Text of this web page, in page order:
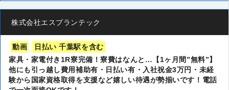
株式会社エスプランテック
動画
日払い 千葉駅を含む
家具・家電付き1R寮完備！寮費はなんと…【1ヶ月間”無料”】
他にも引っ越し費用補助有・日払い有・入社祝金3万円・未経
験から国家資格取得を支援など嬉しい待遇が勢揃いです！電話